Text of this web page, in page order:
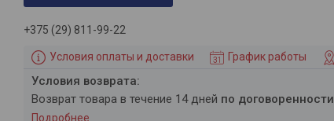
+375 (29) 811-99-22
Условия оплаты и доставки График работы
возврат товара в течение 14 дней по договоренности
Подробнее